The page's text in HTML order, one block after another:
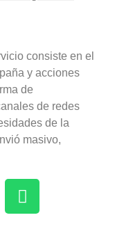
consiste en el
y acciones
de
de redes
de la
masivo,